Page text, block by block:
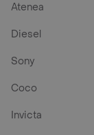
Atenea
Diesel
Sony
Coco
Invicta